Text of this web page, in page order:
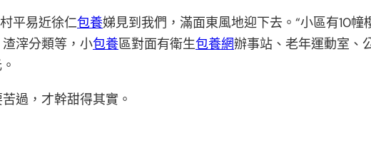
平易近徐仁包養娣見到我們，滿面東風地迎下去。“小區有10
滓分類等，小包養區對面有衛生包養網辦事站、老年運動室、
過，才幹甜得其實。